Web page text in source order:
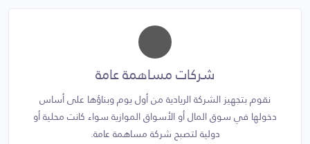
شركات مساهمة عامة
نقوم بتجهيز الشركة الريادية من أول يوم وبناؤها على أساس
دخولها في سوق المال أو الأسواق الموازية سواء كانت محلية أو
دولية لتصبح شركة مساهمة عامة.